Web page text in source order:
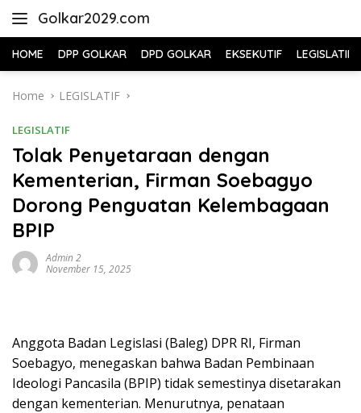
Golkar2029.com
HOME DPP GOLKAR DPD GOLKAR EKSEKUTIF LEGISLATIF
Home LEGISLATIF
LEGISLATIF
Tolak Penyetaraan dengan
Kementerian, Firman Soebagyo
Dorong Penguatan Kelembagaan
BPIP
Admin 2
November 15, 2025
Anggota Badan Legislasi (Baleg) DPR RI, Firman
Soebagyo, menegaskan bahwa Badan Pembinaan
Ideologi Pancasila (BPIP) tidak semestinya disetarakan
dengan kementerian. Menurutnya, penataan